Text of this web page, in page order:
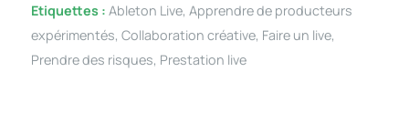
Etiquettes : Ableton Live, Apprendre de producteurs
expérimentés, Collaboration créative, Faire un live,
Prendre des risques, Prestation live